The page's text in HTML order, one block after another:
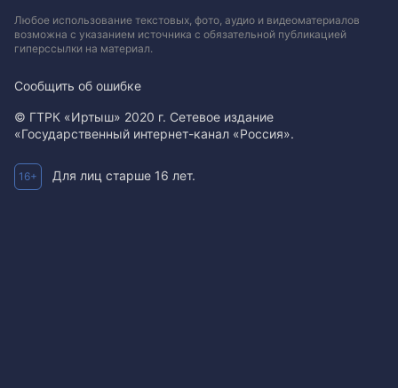
Любое использование текстовых, фото, аудио и видеоматериалов
возможна с указанием источника с обязательной публикацией
гиперссылки на материал.
Сообщить об ошибке
© ГТРК «Иртыш» 2020 г. Сетевое издание
«Государственный интернет-канал «Россия».
16+ Для лиц старше 16 лет.